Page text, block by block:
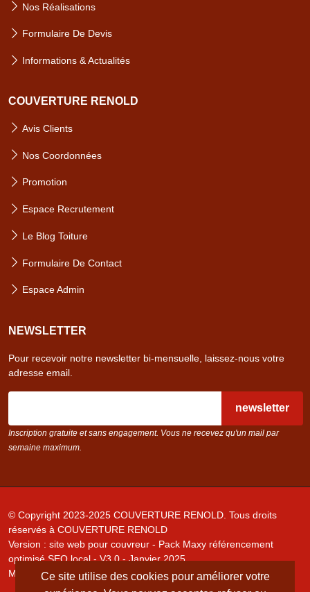
Nos Réalisations
Formulaire De Devis
Informations & Actualités
COUVERTURE RENOLD
Avis Clients
Nos Coordonnées
Promotion
Espace Recrutement
Le Blog Toiture
Formulaire De Contact
Espace Admin
NEWSLETTER
Pour recevoir notre newsletter bi-mensuelle, laissez-nous votre
adresse email.
Inscription gratuite et sans engagement. Vous ne recevez qu'un mail par
semaine maximum.
© Copyright 2023-2025 COUVERTURE RENOLD . Tous droits
réservés à COUVERTURE RENOLD
Version : site web pour couvreur - Pack Maxy référencement
optimisé SEO local - V3.0 - Janvier 2025
Mentions légales/Conditions générales
Ce site utilise des cookies pour améliorer votre